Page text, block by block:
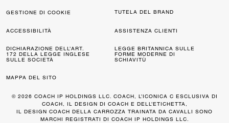
GESTIONE DI COOKIE TUTELA DEL BRAND
ACCESSIBILITÀ ASSISTENZA CLIENTI
DICHIARAZIONE DELL’ART.
172 DELLA LEGGE INGLESE
SULLE SOCIETÀ
LEGGE BRITANNICA SULLE
FORME MODERNE DI
SCHIAVITÙ
MAPPA DEL SITO
© 2026 COACH IP HOLDINGS LLC. COACH, L’ICONICA C ESCLUSIVA DI
COACH, IL DESIGN DI COACH E DELL’ETICHETTA,
IL DESIGN COACH DELLA CARROZZA TRAINATA DA CAVALLI SONO
MARCHI REGISTRATI DI COACH IP HOLDINGS LLC.